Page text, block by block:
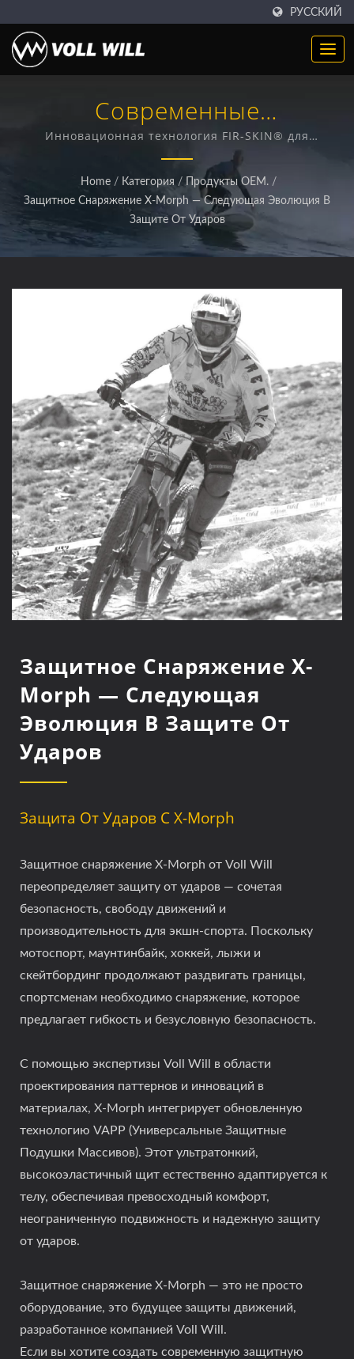
РУССКИЙ
Современные
Функциональные Ткани И
Умные Текстили
Инновационная технология FIR-SKIN® для
превосходного управления температурой, контроля
влаги и повышения производительности
Home / Категория / Продукты OEM. /
Защитное Снаряжение X-Morph — Следующая Эволюция В
Защите От Ударов
Защитное Снаряжение X-
Morph — Следующая
Эволюция В Защите От
Ударов
Защита От Ударов С X-Morph
Защитное снаряжение X-Morph от Voll Will
переопределяет защиту от ударов — сочетая
безопасность, свободу движений и
производительность для экшн-спорта. Поскольку
мотоспорт, маунтинбайк, хоккей, лыжи и
скейтбординг продолжают раздвигать границы,
спортсменам необходимо снаряжение, которое
предлагает гибкость и безусловную безопасность.
С помощью экспертизы Voll Will в области
проектирования паттернов и инноваций в
материалах, X-Morph интегрирует обновленную
технологию VAPP (Универсальные Защитные
Подушки Массивов). Этот ультратонкий,
высокоэластичный щит естественно адаптируется к
телу, обеспечивая превосходный комфорт,
неограниченную подвижность и надежную защиту
от ударов.
Защитное снаряжение X-Morph — это не просто
оборудование, это будущее защиты движений,
разработанное компанией Voll Will.
Если вы хотите создать современную защитную